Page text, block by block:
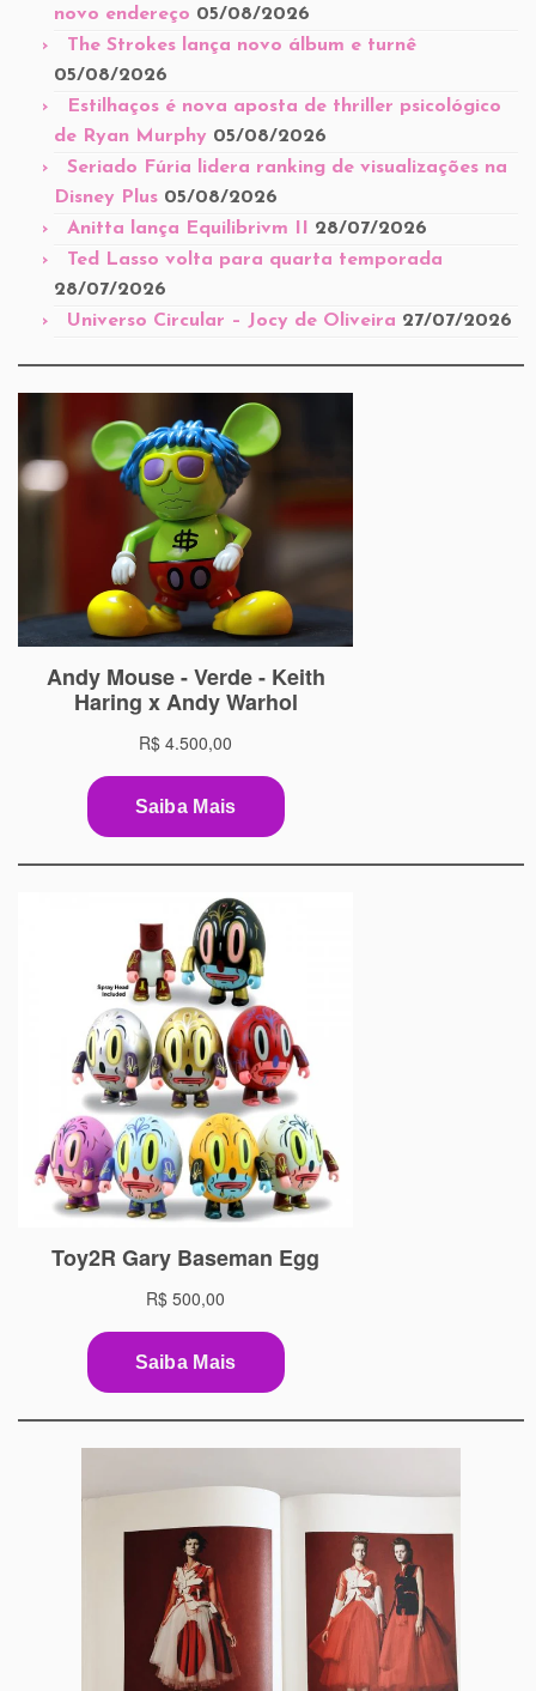
novo endereço 05/08/2026
The Strokes lança novo álbum e turnê
05/08/2026
Estilhaços é nova aposta de thriller psicológico
de Ryan Murphy 05/08/2026
Seriado Fúria lidera ranking de visualizações na
Disney Plus 05/08/2026
Anitta lança Equilibrivm II 28/07/2026
Ted Lasso volta para quarta temporada
28/07/2026
Universo Circular – Jocy de Oliveira 27/07/2026